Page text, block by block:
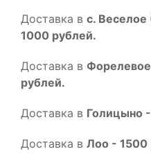
Доставка в с.
1000 рублей.
Доставка в
рублей.
Доставка в Голицыно
Доставка в Лоо - 1500